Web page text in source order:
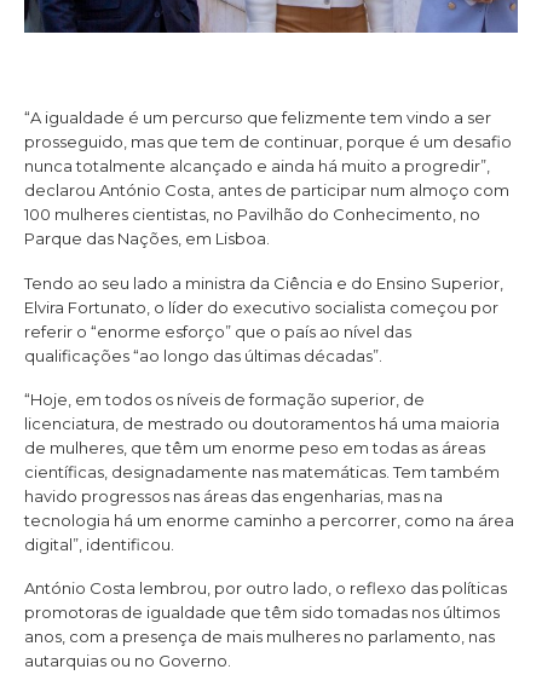
“A igualdade é um percurso que felizmente tem vindo a ser
prosseguido, mas que tem de continuar, porque é um desafio
nunca totalmente alcançado e ainda há muito a progredir”,
declarou António Costa, antes de participar num almoço com
100 mulheres cientistas, no Pavilhão do Conhecimento, no
Parque das Nações, em Lisboa.
Tendo ao seu lado a ministra da Ciência e do Ensino Superior,
Elvira Fortunato, o líder do executivo socialista começou por
referir o “enorme esforço” que o país ao nível das
qualificações “ao longo das últimas décadas”.
“Hoje, em todos os níveis de formação superior, de
licenciatura, de mestrado ou doutoramentos há uma maioria
de mulheres, que têm um enorme peso em todas as áreas
científicas, designadamente nas matemáticas. Tem também
havido progressos nas áreas das engenharias, mas na
tecnologia há um enorme caminho a percorrer, como na área
digital”, identificou.
António Costa lembrou, por outro lado, o reflexo das políticas
promotoras de igualdade que têm sido tomadas nos últimos
anos, com a presença de mais mulheres no parlamento, nas
autarquias ou no Governo.